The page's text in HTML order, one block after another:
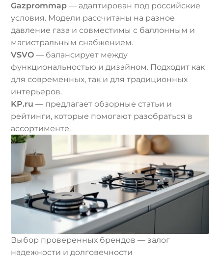
Gazprommap — адаптирован под российские
условия. Модели рассчитаны на разное
давление газа и совместимы с баллонным и
магистральным снабжением.
VSVO — балансирует между
функциональностью и дизайном. Подходит как
для современных, так и для традиционных
интерьеров.
KP.ru — предлагает обзорные статьи и
рейтинги, которые помогают разобраться в
ассортименте.
Выбор проверенных брендов — залог
надежности и долговечности